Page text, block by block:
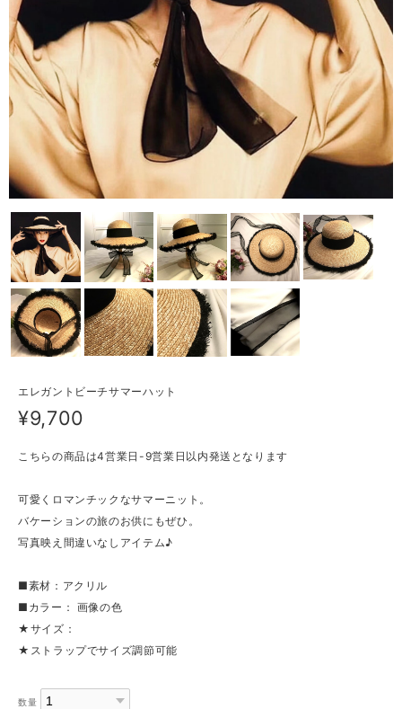
エレガントビーチサマーハット
¥9,700
こちらの商品は4営業日-9営業日以内発送となります
可愛くロマンチックなサマーニット。
バケーションの旅のお供にもぜひ。
写真映え間違いなしアイテム♪
■素材：アクリル
■カラー： 画像の色
★サイズ：
★ストラップでサイズ調節可能
数量